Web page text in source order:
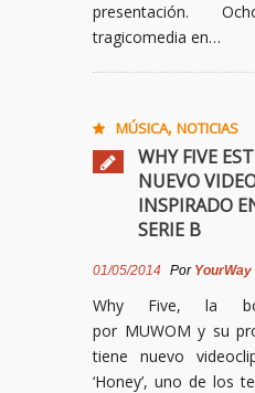
presentación.
tragicomedia en…
MÚSICA, NOTICIAS
WHY FIVE
NUEVO
INSPIRADO
SERIE B
01/05/2014 Por YourWay
Why Five, la
por MUWOM y su
tiene nuevo
‘Honey’, uno de los